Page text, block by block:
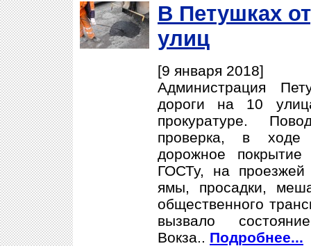
В Петушках
улиц
[9 января 2018]
Администрация
дороги на 10
прокуратуре.
проверка, в ходе
дорожное покрытие
ГОСТу, на проезжей
ямы, просадки,
общественного
вызвало
Вокза.. Подробнее...